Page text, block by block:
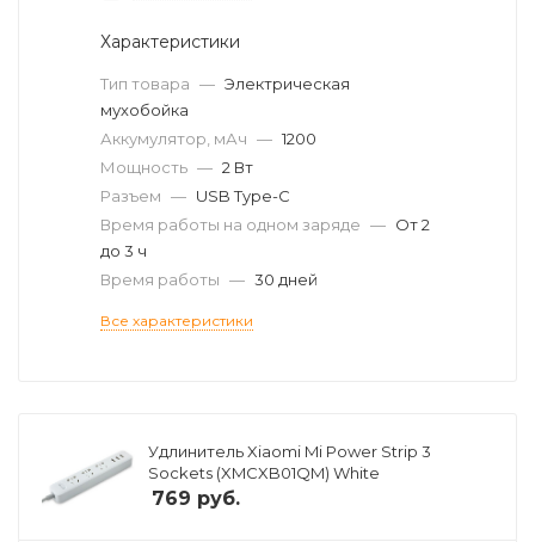
Характеристики
Тип товара — Электрическая
мухобойка
Аккумулятор, мАч — 1200
Мощность — 2 Вт
Разъем — USB Type-C
Время работы на одном заряде — От 2
до 3 ч
Время работы — 30 дней
Все характеристики
Удлинитель Xiaomi Mi Power Strip 3
Sockets (XMCXB01QM) White
769 руб.